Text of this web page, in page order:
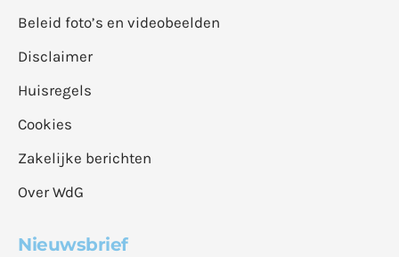
Beleid foto’s en videobeelden
Disclaimer
Huisregels
Cookies
Zakelijke berichten
Over WdG
Nieuwsbrief